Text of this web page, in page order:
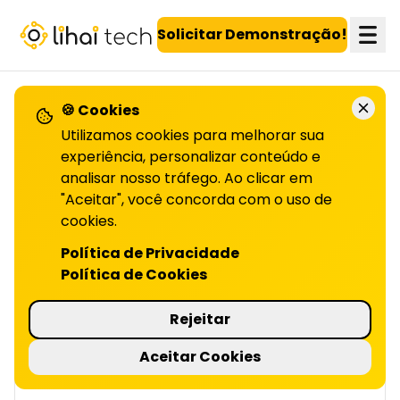
LiHai - Página inicial Solicitar Demonstração!
VOLTAR PARA O BLOG
Como implementar um
programa de fidelidade
NO E-COMMERCE | LIHAI
e-commerce fortalece o relacionamento
com clientes, e incentiva compras
recorrentes. Confira como planejar no artigo!
5 minutos de leitura
🍪 Cookies
Utilizamos cookies para melhorar sua
experiência, personalizar conteúdo e
analisar nosso tráfego. Ao clicar em
"Aceitar", você concorda com o uso de
cookies.
Política de Privacidade
Política de Cookies
Rejeitar
Aceitar Cookies